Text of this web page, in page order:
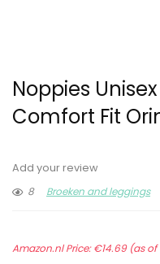
Noppies
Comfort Fit
Add your review
8
Broeken and leggings
Amazon.nl Price:€14.69(as of